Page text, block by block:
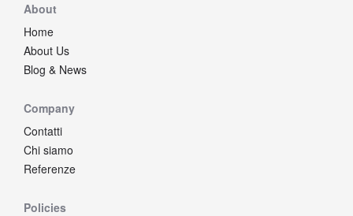
About
Home
About Us
Blog & News
Company
Contatti
Chi siamo
Referenze
Policies